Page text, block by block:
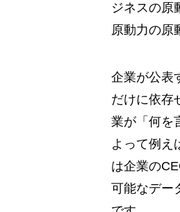
ジネスの原
原動力の原
企業が公表
だけに依存
業が「何を
よって例え
は企業の
可能なデー